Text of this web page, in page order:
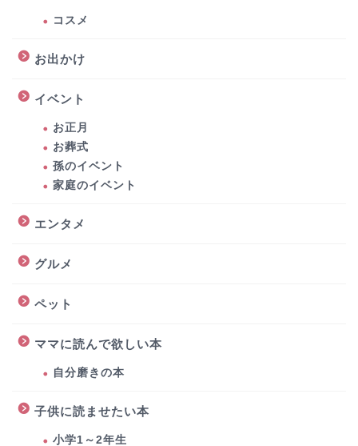
コスメ
お出かけ
イベント
お正月
お葬式
孫のイベント
家庭のイベント
エンタメ
グルメ
ペット
ママに読んで欲しい本
自分磨きの本
子供に読ませたい本
小学1～2年生